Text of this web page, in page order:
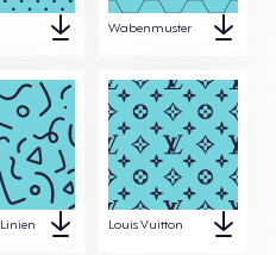
Wabenmuster
Louis Vuitton